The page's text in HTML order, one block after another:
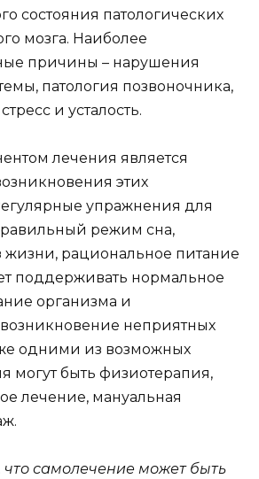
состояния патологических
мозга. Наиболее
причины – нарушения
патология позвоночника,
и усталость.
лечения является
этих
упражнения для
режим сна,
жизни, рациональное питание
поддерживать нормальное
организма и
неприятных
одними из возможных
могут быть физиотерапия,
лечение, мануальная
самолечение может быть